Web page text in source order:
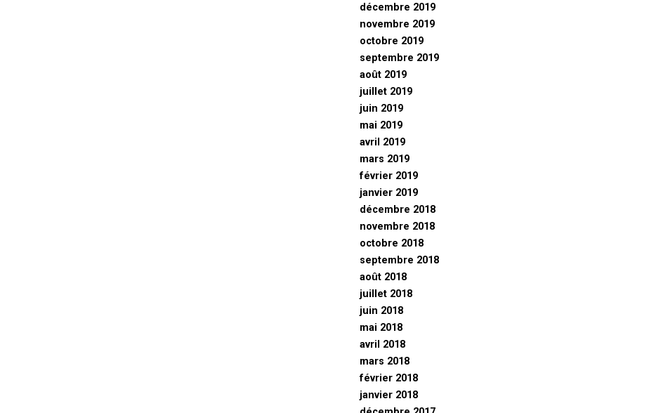
décembre 2019
novembre 2019
octobre 2019
septembre 2019
août 2019
juillet 2019
juin 2019
mai 2019
avril 2019
mars 2019
février 2019
janvier 2019
décembre 2018
novembre 2018
octobre 2018
septembre 2018
août 2018
juillet 2018
juin 2018
mai 2018
avril 2018
mars 2018
février 2018
janvier 2018